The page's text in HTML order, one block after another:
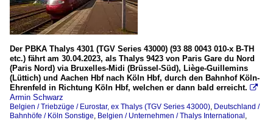
Der PBKA Thalys 4301 (TGV Series 43000) (93 88 0043 010-x B-TH
etc.) fährt am 30.04.2023, als Thalys 9423 von Paris Gare du Nord
(Paris Nord) via Bruxelles-Midi (Brüssel-Süd), Liège-Guillemins
(Lüttich) und Aachen Hbf nach Köln Hbf, durch den Bahnhof Köln-
Ehrenfeld in Richtung Köln Hbf, welchen er dann bald erreicht. 
Armin Schwarz
Belgien / Triebzüge / Eurostar, ex Thalys (TGV Series 43000), Deutschland /
Bahnhöfe / Köln Sonstige, Belgien / Unternehmen / Thalys International,